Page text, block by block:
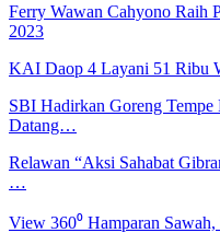
Ferry Wawan Cahyono Raih
2023
KAI Daop 4 Layani 51 Ribu
SBI Hadirkan Goreng
Datang…
Relawan “Aksi Sahabat
…
View 360⁰ Hamparan